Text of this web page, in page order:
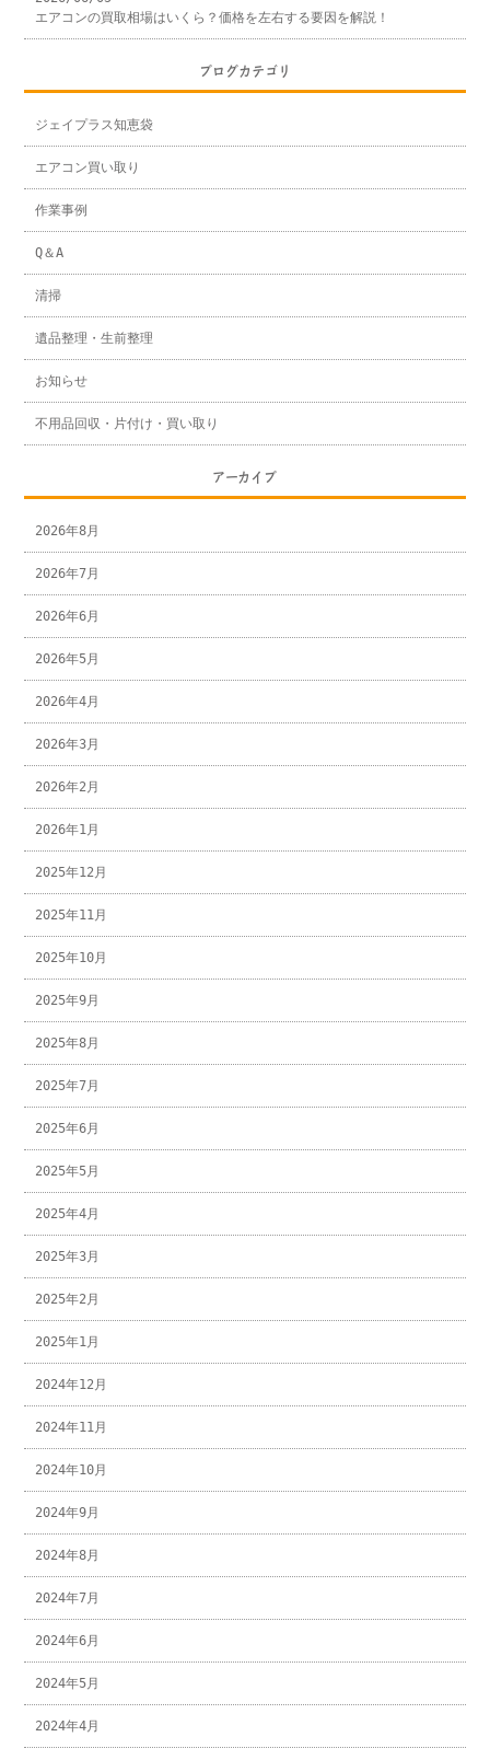
エアコンの買取相場はいくら？価格を左右する要因を解説！
ブログカテゴリ
ジェイプラス知恵袋
エアコン買い取り
作業事例
Q＆A
清掃
遺品整理・生前整理
お知らせ
不用品回収・片付け・買い取り
アーカイブ
2026年8月
2026年7月
2026年6月
2026年5月
2026年4月
2026年3月
2026年2月
2026年1月
2025年12月
2025年11月
2025年10月
2025年9月
2025年8月
2025年7月
2025年6月
2025年5月
2025年4月
2025年3月
2025年2月
2025年1月
2024年12月
2024年11月
2024年10月
2024年9月
2024年8月
2024年7月
2024年6月
2024年5月
2024年4月